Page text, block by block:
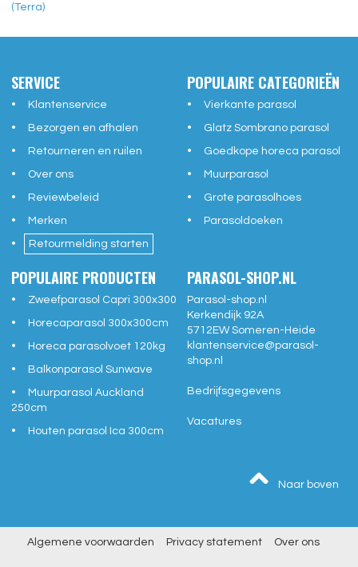
(Terra)
SERVICE
Klantenservice
Bezorgen en afhalen
Retourneren en ruilen
Over ons
Reviewbeleid
Merken
Retourmelding starten
POPULAIRE CATEGORIEËN
Vierkante parasol
Glatz Sombrano parasol
Goedkope horeca parasol
Muurparasol
Grote parasolhoes
Parasoldoeken
POPULAIRE PRODUCTEN
Zweefparasol Capri 300x300
Horecaparasol 300x300cm
Horeca parasolvoet 120kg
Balkonparasol Sunwave
Muurparasol Auckland
250cm
Houten parasol Ica 300cm
PARASOL-SHOP.NL
Parasol-shop.nl
Kerkendijk 92A
5712EW Someren-Heide
klantenservice@parasol-
shop.nl
Bedrijfsgegevens
Vacatures
Naar boven
Algemene voorwaarden Privacy statement Over ons